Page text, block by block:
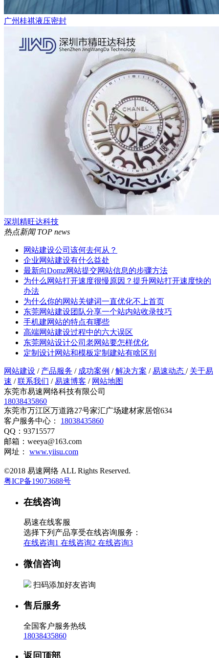
广州桂祺液压密封
深圳精旺达科技
热点新闻TOP news
网站建设公司该何去何从？
企业网站建设有什么益处
最新向Domz网站提交网站信息的步骤方法
为什么网站打开速度很慢原因？提升网站打开速度快的
办法
为什么你的网站关键词一直优化不上首页
东莞网站建设团队分享一个站内站收录技巧
手机建网站的特点有哪些
高端网站建设过程中的六大误区
东莞网站设计公司老网站要怎样优化
定制设计网站和模板定制建站有啥区别
网站建设 / 产品服务 / 成功案例 / 解决方案 / 易速动态 / 关于易
速 / 联系我们 / 易速博客 / 网站地图
东莞市易速网络科技有限公司
18038435860
东莞市万江区万道路27号家汇广场建材家居馆634
客户服务中心： 18038435860
QQ：93715577
邮箱：weeya@163.com
网址： www.yiisu.com
©2018 易速网络 ALL Rights Reserved.
粤ICP备19073688号
在线咨询
易速在线客服
选择下列产品享受在线咨询服务：
在线咨询1 在线咨询2 在线咨询3
微信咨询
扫码添加好友咨询
售后服务
全国客户服务热线
18038435860
返回顶部